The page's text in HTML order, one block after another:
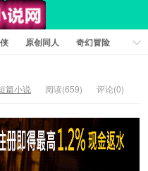
原创同人
奇幻冒险
文学 耽美小说
篇小说 阅读(659) 评论(0)